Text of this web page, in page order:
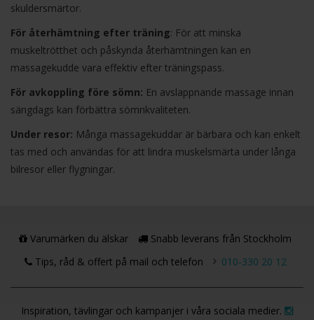
skuldersmärtor.
För återhämtning efter träning: För att minska
muskeltrötthet och påskynda återhämtningen kan en
massagekudde vara effektiv efter träningspass.
För avkoppling före sömn: En avslappnande massage innan
sängdags kan förbättra sömnkvaliteten.
Under resor: Många massagekuddar är bärbara och kan enkelt
tas med och användas för att lindra muskelsmärta under långa
bilresor eller flygningar.
Varumärken du älskar
Snabb leverans från Stockholm
Tips, råd & offert på mail och telefon
010-330 20 12
Inspiration, tävlingar och kampanjer i våra sociala medier.